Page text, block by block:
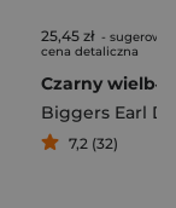
25,45 zł -
cena detaliczna
Czarny
Biggers Earl
7,2 (32)